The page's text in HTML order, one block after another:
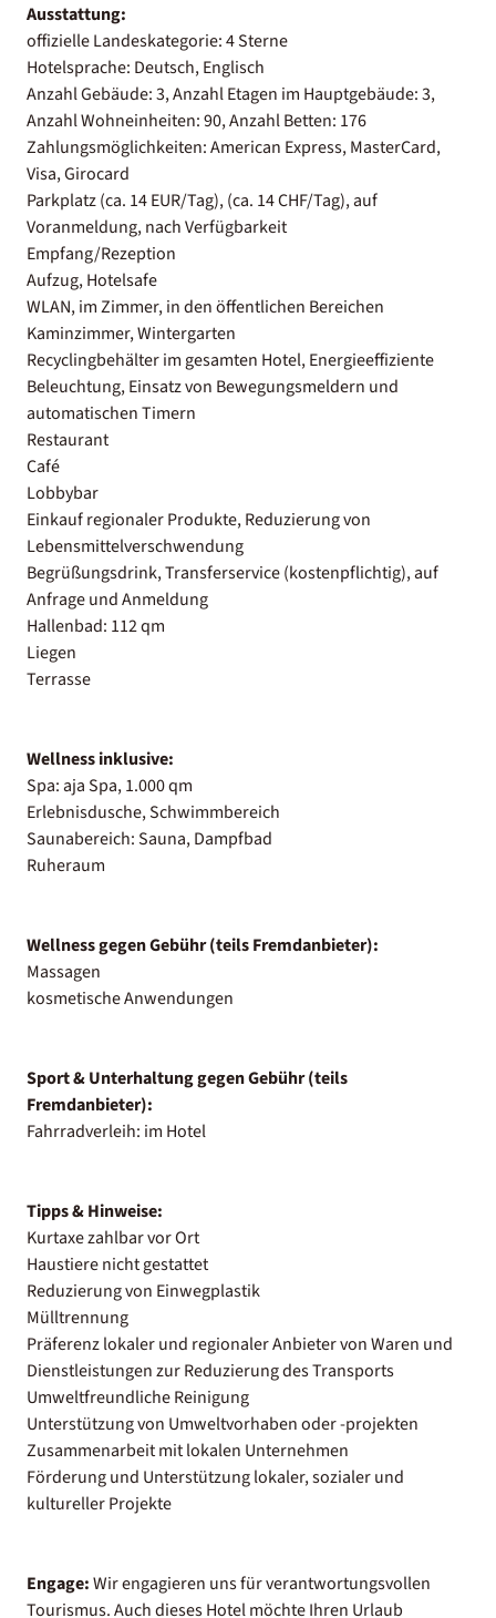
Ausstattung:
offizielle Landeskategorie: 4 Sterne
Hotelsprache: Deutsch, Englisch
Anzahl Gebäude: 3, Anzahl Etagen im Hauptgebäude: 3,
Anzahl Wohneinheiten: 90, Anzahl Betten: 176
Zahlungsmöglichkeiten: American Express, MasterCard,
Visa, Girocard
Parkplatz (ca. 14 EUR/Tag), (ca. 14 CHF/Tag), auf
Voranmeldung, nach Verfügbarkeit
Empfang/Rezeption
Aufzug, Hotelsafe
WLAN, im Zimmer, in den öffentlichen Bereichen
Kaminzimmer, Wintergarten
Recyclingbehälter im gesamten Hotel, Energieeffiziente
Beleuchtung, Einsatz von Bewegungsmeldern und
automatischen Timern
Restaurant
Café
Lobbybar
Einkauf regionaler Produkte, Reduzierung von
Lebensmittelverschwendung
Begrüßungsdrink, Transferservice (kostenpflichtig), auf
Anfrage und Anmeldung
Hallenbad: 112 qm
Liegen
Terrasse
Wellness inklusive:
Spa: aja Spa, 1.000 qm
Erlebnisdusche, Schwimmbereich
Saunabereich: Sauna, Dampfbad
Ruheraum
Wellness gegen Gebühr (teils Fremdanbieter):
Massagen
kosmetische Anwendungen
Sport & Unterhaltung gegen Gebühr (teils
Fremdanbieter):
Fahrradverleih: im Hotel
Tipps & Hinweise:
Kurtaxe zahlbar vor Ort
Haustiere nicht gestattet
Reduzierung von Einwegplastik
Mülltrennung
Präferenz lokaler und regionaler Anbieter von Waren und
Dienstleistungen zur Reduzierung des Transports
Umweltfreundliche Reinigung
Unterstützung von Umweltvorhaben oder -projekten
Zusammenarbeit mit lokalen Unternehmen
Förderung und Unterstützung lokaler, sozialer und
kultureller Projekte
Engage:Wir engagieren uns für verantwortungsvollen
Tourismus. Auch dieses Hotel möchte Ihren Urlaub